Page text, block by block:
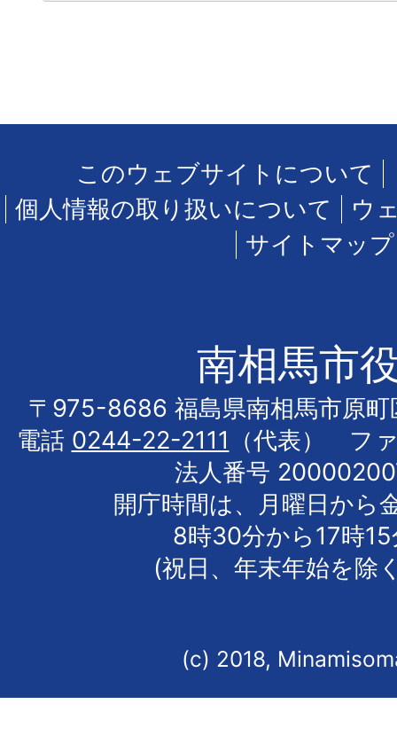
このウェブサイトについて
個人情報の取り扱いについて
ウ
サイトマップ
南相馬市
〒975-8686 福島県南相馬市原町
電話 0244-22-2111
（代表） フ
法人番号
開庁時間は、月曜日から
8時30分から17時
(祝日、年末年始を除
(c) 2018,